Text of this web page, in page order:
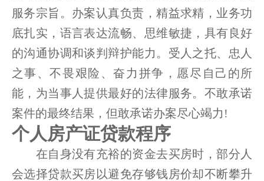
服务宗旨。办案认真负责，精益求精，业务功
底扎实，语言表达流畅、思维敏捷，具有良好
的沟通协调和谈判辩护能力。受人之托、忠人
之事、不畏艰险、奋力拼争，愿尽自己的所
能，为当事人提供最好的法律服务。不敢承诺
案件的最终结果，但敢承诺办案尽心竭力!
个人房产证贷款程序
在自身没有充裕的资金去买房时，部分人
会选择贷款买房以避免存够钱房价却不断攀升